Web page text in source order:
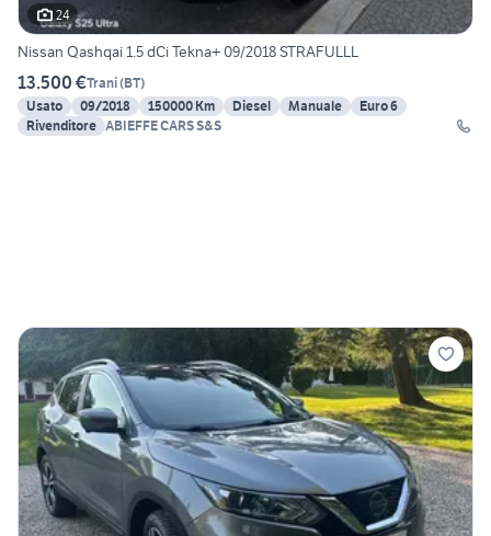
24
Nissan Qashqai 1.5 dCi Tekna+ 09/2018 STRAFULLL
13.500 €Trani(BT)
Usato
09/2018 150000 Km Diesel Manuale
Euro 6
Rivenditore ABIEFFE CARS S&S